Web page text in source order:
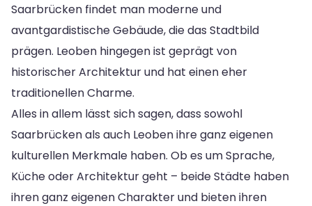
Saarbrücken findet man moderne und
avantgardistische Gebäude, die das Stadtbild
prägen. Leoben hingegen ist geprägt von
historischer Architektur und hat einen eher
traditionellen Charme.
Alles in allem lässt sich sagen, dass sowohl
Saarbrücken als auch Leoben ihre ganz eigenen
kulturellen Merkmale haben. Ob es um Sprache,
Küche oder Architektur geht – beide Städte haben
ihren ganz eigenen Charakter und bieten ihren